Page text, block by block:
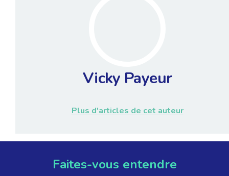
Vicky Payeur
Plus d'articles de cet auteur
Faites-vous entendre